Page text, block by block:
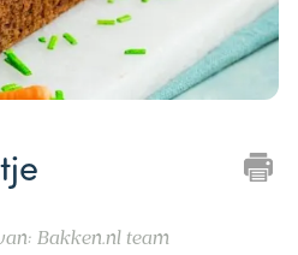
Bakken.nl team